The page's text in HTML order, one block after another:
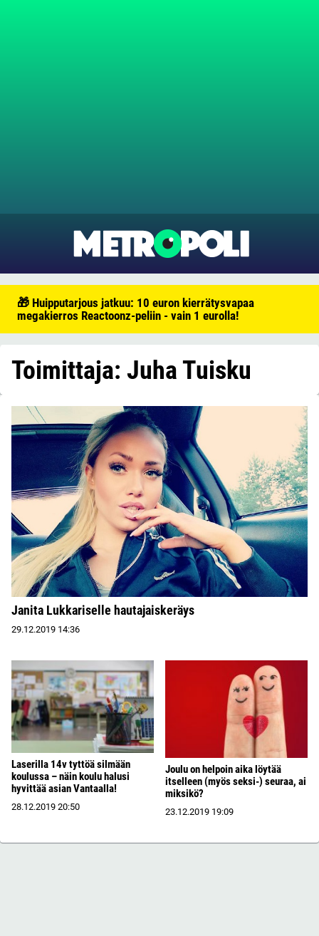
🎁 Huipputarjous jatkuu: 10 euron kierrätysvapaa
megakierros Reactoonz-peliin - vain 1 eurolla!
Toimittaja: Juha Tuisku
Janita Lukkariselle hautajaiskeräys
29.12.2019 14:36
Laserilla 14v tyttöä silmään
koulussa – näin koulu halusi
hyvittää asian Vantaalla!
28.12.2019 20:50
Joulu on helpoin aika löytää
itselleen (myös seksi-) seuraa, ai
miksikö?
23.12.2019 19:09